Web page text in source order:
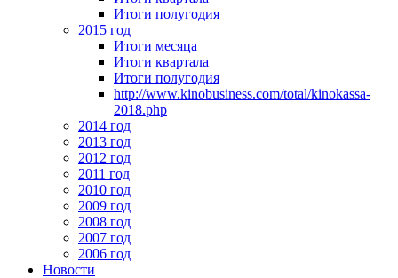
Итоги полугодия
2015 год
Итоги месяца
Итоги квартала
Итоги полугодия
http://www.kinobusiness.com/total/kinokassa-
2018.php
2014 год
2013 год
2012 год
2011 год
2010 год
2009 год
2008 год
2007 год
2006 год
Новости